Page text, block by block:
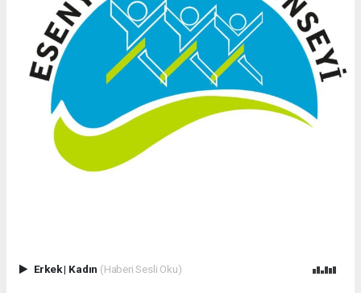
Erkek| Kadın (Haberi Sesli Oku)